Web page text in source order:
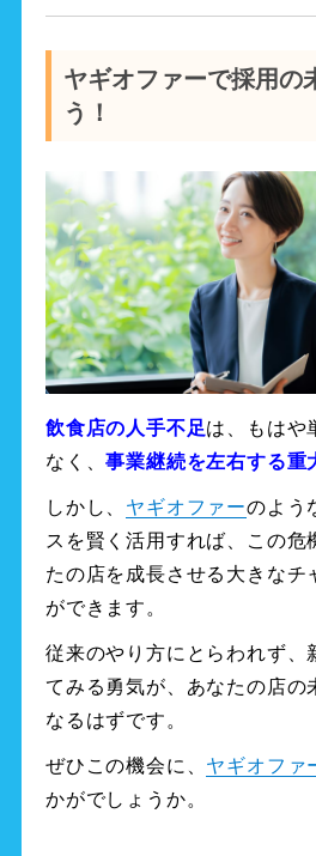
ヤギオファーで採用の
う！
飲食店の人手不足は、もはや
なく、事業継続を左右する重
しかし、 ヤギオファーのよう
スを賢く活用すれば、この危
たの店を成長させる大きなチ
ができます。
従来のやり方にとらわれず、
てみる勇気が、あなたの店の
なるはずです。
ぜひこの機会に、 ヤギオファ
かがでしょうか。